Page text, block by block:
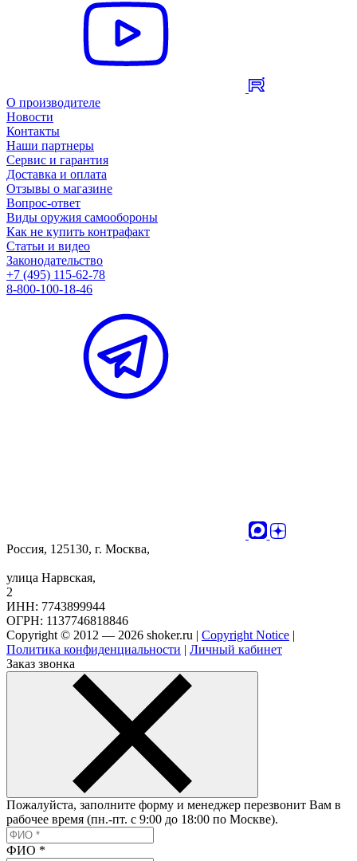
О производителе
Новости
Контакты
Наши партнеры
Сервис и гарантия
Доставка и оплата
Отзывы о магазине
Вопрос-ответ
Виды оружия самообороны
Как не купить контрафакт
Статьи и видео
Законодательство
+7 (495) 115-62-78
8-800-100-18-46
Россия, 125130, г. Москва,
улица Нарвская,
2
ИНН: 7743899944
ОГРН: 1137746818846
Copyright © 2012 — 2026 shoker.ru | Copyright Notice |
Политика конфиденциальности | Личный кабинет
Заказ звонка
Пожалуйста, заполните форму и менеджер перезвонит Вам в
рабочее время (пн.-пт. с 9:00 до 18:00 по Москве).
ФИО *